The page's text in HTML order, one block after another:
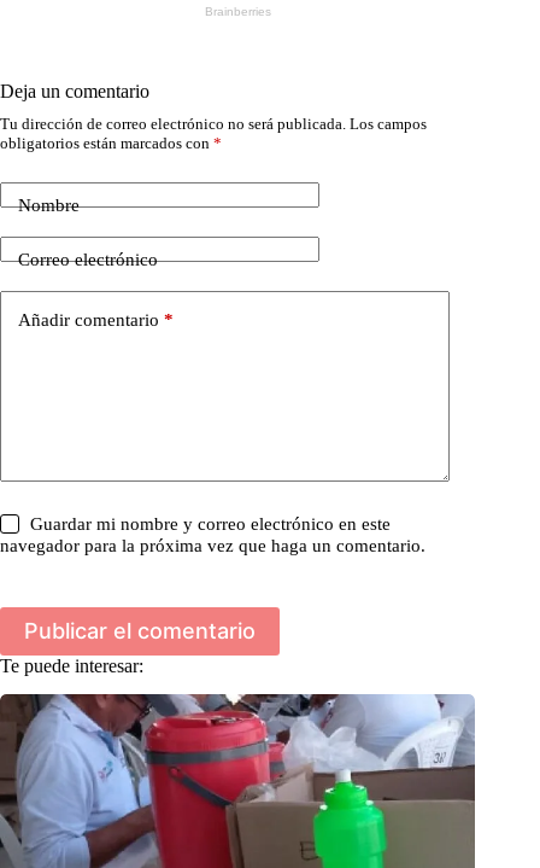
Deja un comentario
Tu dirección de correo electrónico no será publicada. Los campos
obligatorios están marcados con *
Nombre
Correo electrónico
Añadir comentario *
Guardar mi nombre y correo electrónico en este
navegador para la próxima vez que haga un comentario.
Publicar el comentario
Te puede interesar: